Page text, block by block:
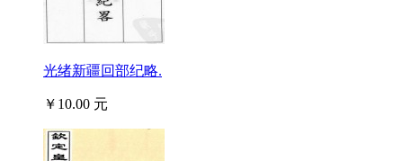
光绪新疆回部纪略.
￥10.00 元